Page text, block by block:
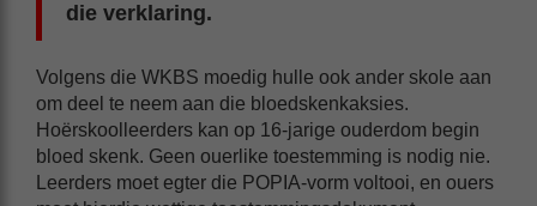
die verklaring.
Volgens die WKBS moedig hulle ook ander skole aan
om deel te neem aan die bloedskenkaksies.
Hoërskoolleerders kan op 16-jarige ouderdom begin
bloed skenk. Geen ouerlike toestemming is nodig nie.
Leerders moet egter die POPIA-vorm voltooi, en ouers